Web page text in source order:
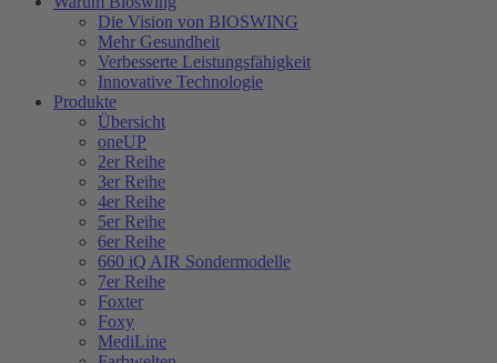
Die Vision von BIOSWING
Mehr Gesundheit
Verbesserte Leistungsfähigkeit
Innovative Technologie
Produkte
Übersicht
oneUP
2er Reihe
3er Reihe
4er Reihe
5er Reihe
6er Reihe
660 iQ AIR Sondermodelle
7er Reihe
Foxter
Foxy
MediLine